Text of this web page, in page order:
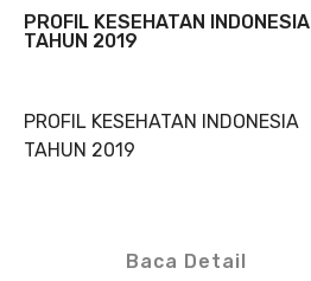
PROFIL KESEHATAN INDONESIA
TAHUN 2019
PROFIL KESEHATAN INDONESIA
TAHUN 2019
Baca Detail